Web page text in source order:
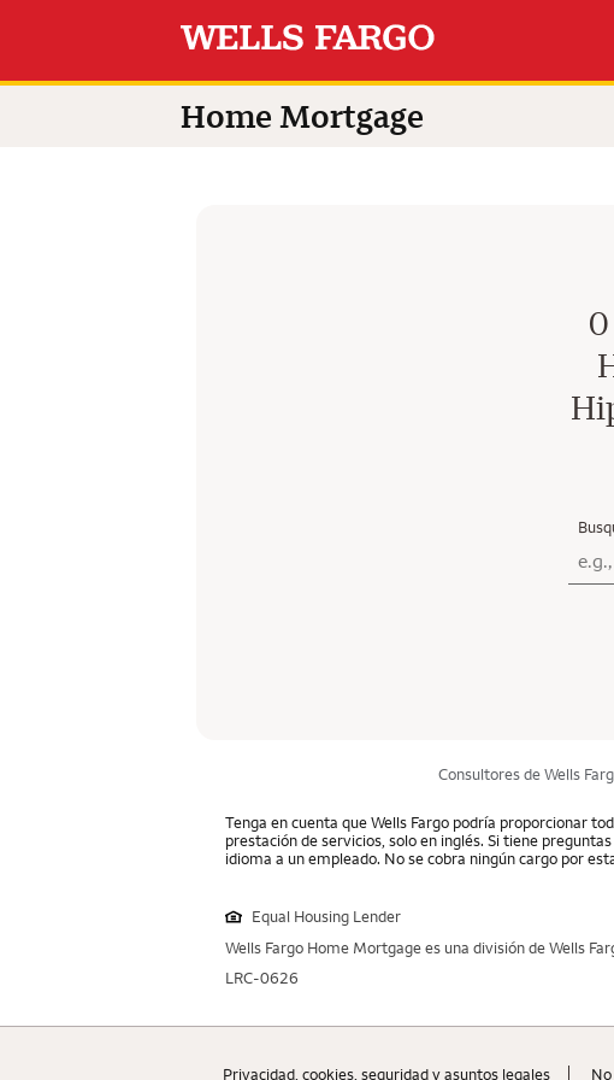
Home Mortgage
Consultores de Wells
Tenga en cuenta que Wells Fargo podría proporcionar
prestación de servicios, solo en inglés. Si tiene
idioma a un empleado. No se cobra ningún cargo por
Equal Housing Lender
Wells Fargo Home Mortgage es una división de Wells
LRC-0626
Privacidad, cookies, seguridad y asuntos legales